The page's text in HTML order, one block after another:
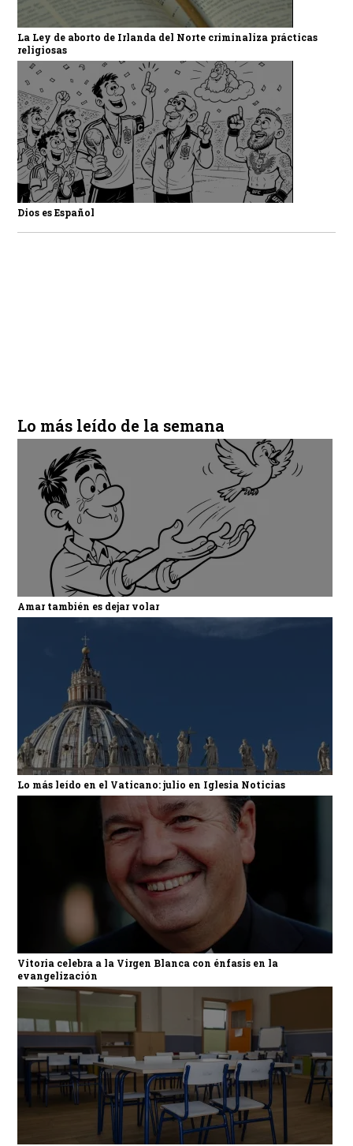
La Ley de aborto de Irlanda del Norte criminaliza prácticas
religiosas
Dios es Español
Lo más leído de la semana
Amar también es dejar volar
Lo más leído en el Vaticano: julio en Iglesia Noticias
Vitoria celebra a la Virgen Blanca con énfasis en la
evangelización